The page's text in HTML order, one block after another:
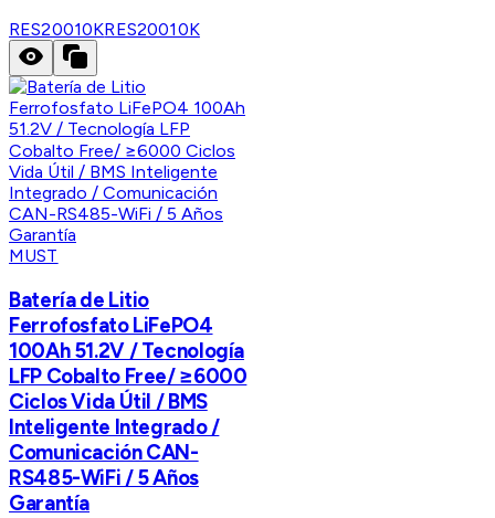
RES20010KRES20010K
MUST
Batería de Litio
Ferrofosfato LiFePO4
100Ah 51.2V / Tecnología
LFP Cobalto Free/ ≥6000
Ciclos Vida Útil / BMS
Inteligente Integrado /
Comunicación CAN-
RS485-WiFi / 5 Años
Garantía